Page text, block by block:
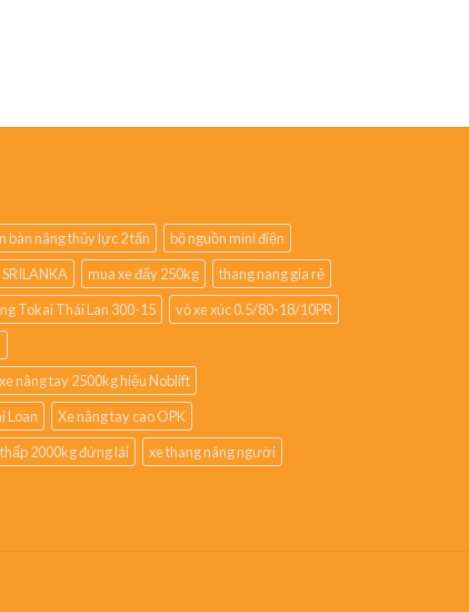
bàn nâng thủy lực 2 tấn
bộ nguồn mini điện
mua xe đẩy 250kg
thang nang gia rẻ
Tokai Thái Lan 300-15
vỏ xe xúc 0.5/80-18/10PR
xe nâng tay 2500kg hiệu Noblift
Loan
Xe nâng tay cao OPK
2000kg đứng lái
xe thang nâng người